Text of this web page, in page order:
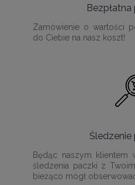
Bezpłatna
Zamówienie o wartości
do Ciebie na nasz koszt!
Śledzenie
Będąc naszym klientem
śledzenia paczki z
bieżąco mógł